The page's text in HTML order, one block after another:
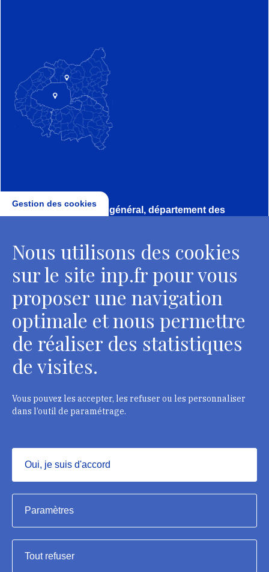
Direction, secrétariat général, département des
2 rue Vivienne - 75002 Paris
Tél. : + 33 1 44 41 16 41
Contacts
Département des restaurateurs
124 rue Henri Barbusse - 93300 Aubervilliers
Contacts
Institut national du patrimoine, 2023
Mentions légales
Gestion des cookies
Nous utilisons des cookies
sur le site inp.fr pour vous
proposer une navigation
optimale et nous permettre
de réaliser des statistiques
de visites.
Vous pouvez les accepter, les refuser ou les personnaliser
dans l’outil de paramétrage.
Oui, je suis d'accord
Masquer
Paramètres
Tout refuser